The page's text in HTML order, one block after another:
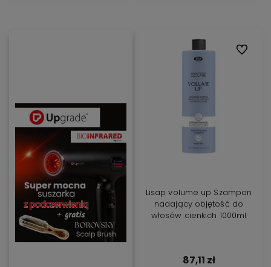
Lisap volume up Szampon
nadający objętość do
włosów cienkich 1000ml
87,11 zł
Do